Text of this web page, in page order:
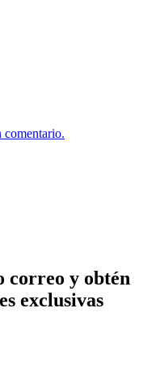
comentario.
correo y obtén
exclusivas